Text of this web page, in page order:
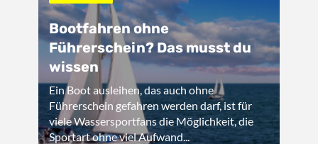
Bootfahren ohne
Führerschein? Das musst du
wissen
Ein Boot ausleihen, das auch ohne
Führerschein gefahren werden darf, ist für
viele Wassersportfans die Möglichkeit, die
Sportart ohne viel Aufwand...